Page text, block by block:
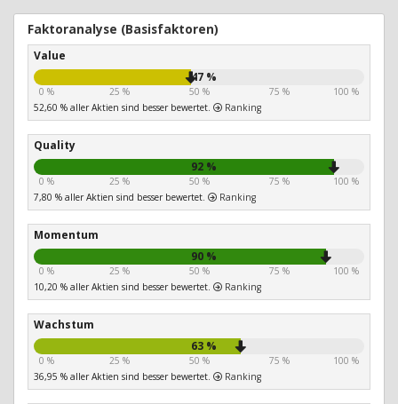
Faktoranalyse (Basisfaktoren)
Value
47 %
0 % 25 % 50 % 75 %
100 %
52,60 % aller Aktien sind besser bewertet.
Ranking
Quality
92 %
0 % 25 % 50 % 75 %
100 %
7,80 % aller Aktien sind besser bewertet.
Ranking
Momentum
90 %
0 % 25 % 50 % 75 %
100 %
10,20 % aller Aktien sind besser bewertet.
Ranking
Wachstum
63 %
0 % 25 % 50 % 75 %
100 %
36,95 % aller Aktien sind besser bewertet.
Ranking